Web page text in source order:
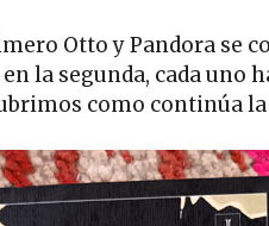
Otto y Pandora se
la segunda, cada uno
como continúa